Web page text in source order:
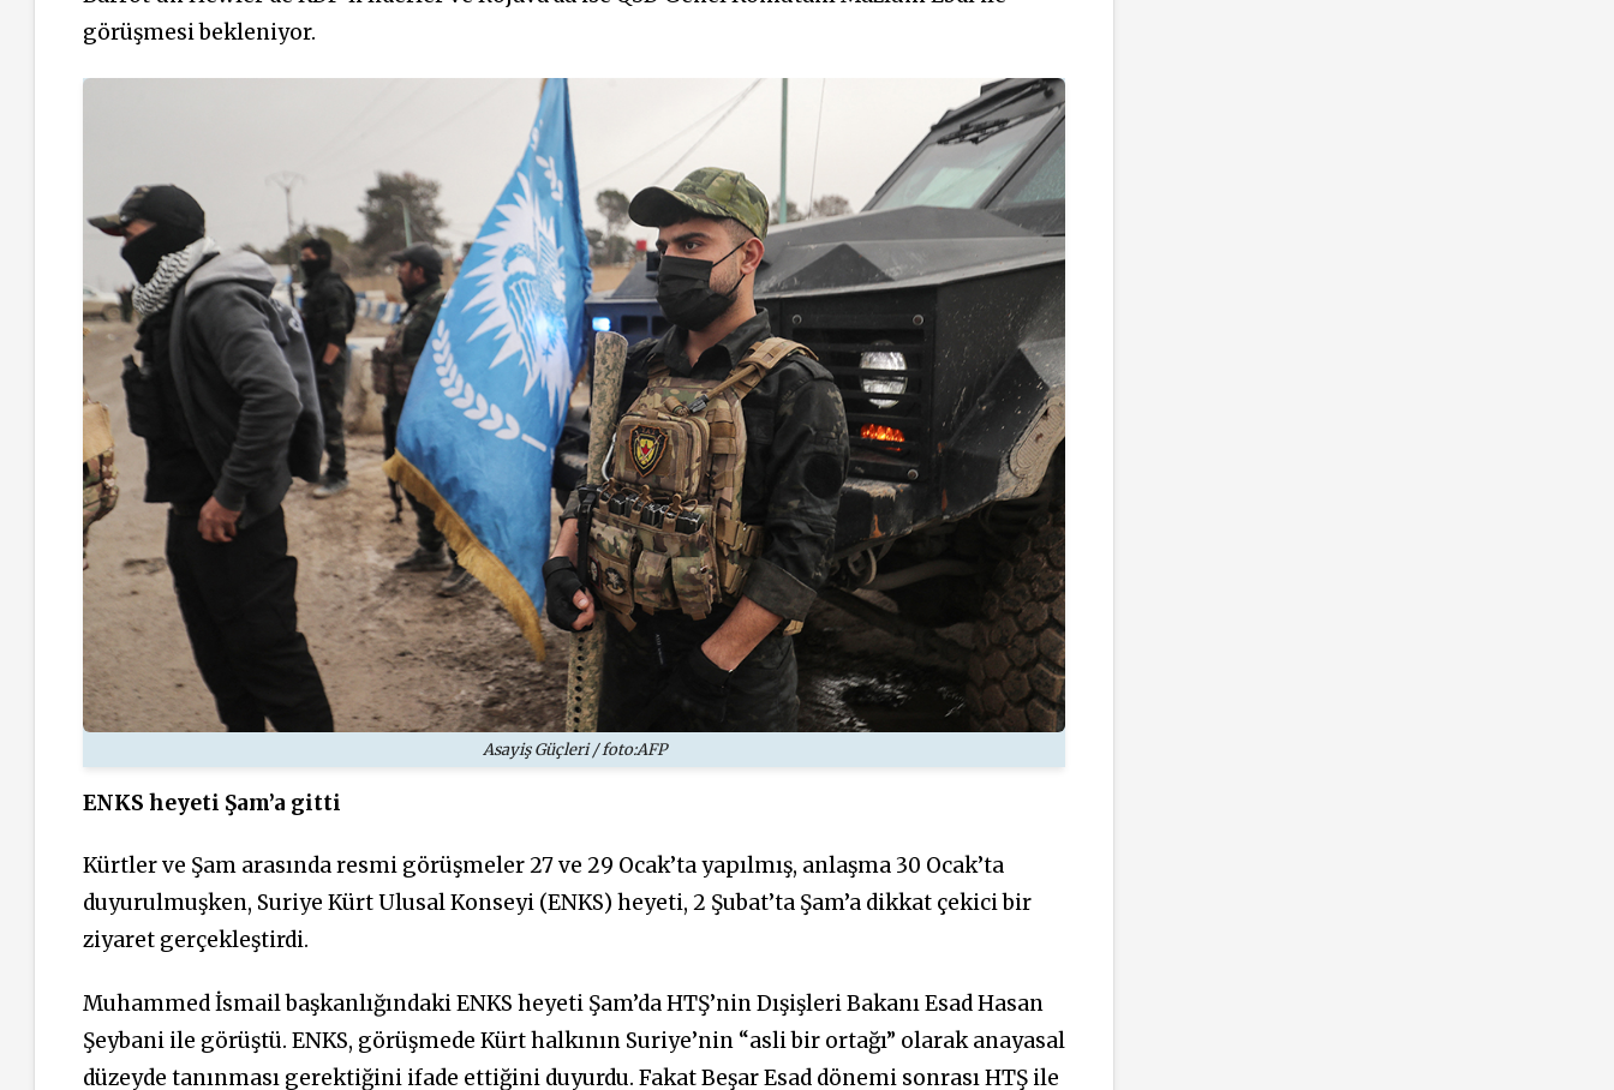
görüşmesi bekleniyor.
Asayiş Güçleri / foto:AFP
ENKS heyeti Şam’a gitti
Kürtler ve Şam arasında resmi görüşmeler 27 ve 29 Ocak’ta yapılmış, anlaşma 30 Ocak’ta
duyurulmuşken, Suriye Kürt Ulusal Konseyi (ENKS) heyeti, 2 Şubat’ta Şam’a dikkat çekici bir
ziyaret gerçekleştirdi.
Muhammed İsmail başkanlığındaki ENKS heyeti Şam’da HTŞ’nin Dışişleri Bakanı Esad Hasan
Şeybani ile görüştü. ENKS, görüşmede Kürt halkının Suriye’nin “asli bir ortağı” olarak anayasal
düzeyde tanınması gerektiğini ifade ettiğini duyurdu. Fakat Beşar Esad dönemi sonrası HTŞ ile